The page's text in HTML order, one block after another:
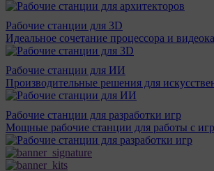
Рабочие станции для 3D
Идеальное сочетание процессора и
Рабочие станции для ИИ
Производительные решения для
Рабочие станции для разработки игр
Мощные рабочие станции для работы с